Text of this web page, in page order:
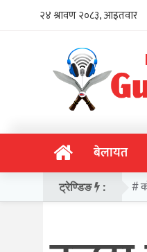
बेलायत
ट्रेण्डिङ :